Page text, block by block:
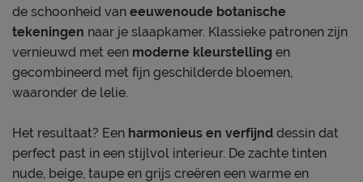
de schoonheid van eeuwenoude botanische
tekeningen naar je slaapkamer. Klassieke patronen zijn
vernieuwd met een moderne kleurstelling en
gecombineerd met fijn geschilderde bloemen,
waaronder de lelie.
Het resultaat? Een harmonieus en verfijnd dessin dat
perfect past in een stijlvol interieur. De zachte tinten
nude, beige, taupe en grijs creëren een warme en